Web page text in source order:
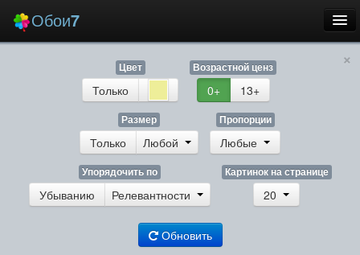
Обои7
Заставки
×
Цвет
Только
Возрастной ценз
0+ 13+
Размер
Только Любой
Пропорции
Любые
Упорядочить по
Убыванию Релевантности
Картинок на странице
20
Обновить